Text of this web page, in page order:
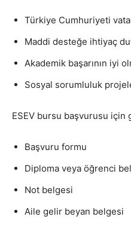
Türkiye Cumhuriyeti
Maddi desteğe ihtiyaç
Akademik başarının iyi
Sosyal sorumluluk
ESEV bursu başvurusu
Başvuru formu
Diploma veya öğrenci
Not belgesi
Aile gelir beyan belgesi